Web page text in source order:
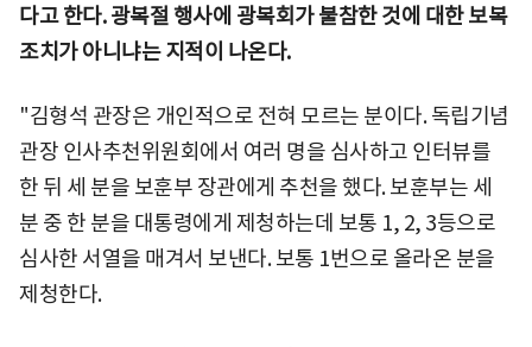
다고 한다. 광복절 행사에 광복회가 불참한 것에 대한 보복
조치가 아니냐는 지적이 나온다.
"김형석 관장은 개인적으로 전혀 모르는 분이다. 독립기념
관장 인사추천위원회에서 여러 명을 심사하고 인터뷰를
한 뒤 세 분을 보훈부 장관에게 추천을 했다. 보훈부는 세
분 중 한 분을 대통령에게 제청하는데 보통 1, 2, 3등으로
심사한 서열을 매겨서 보낸다. 보통 1번으로 올라온 분을
제청한다.